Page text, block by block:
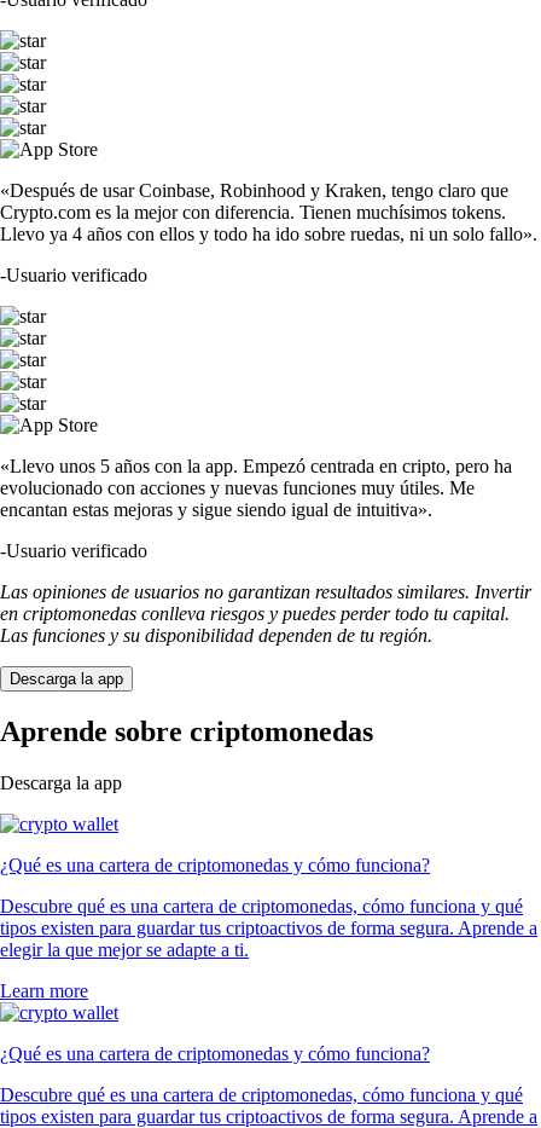
«Después de usar Coinbase, Robinhood y Kraken, tengo claro que
Crypto.com es la mejor con diferencia. Tienen muchísimos tokens.
Llevo ya 4 años con ellos y todo ha ido sobre ruedas, ni un solo fallo».
-Usuario verificado
«Llevo unos 5 años con la app. Empezó centrada en cripto, pero ha
evolucionado con acciones y nuevas funciones muy útiles. Me
encantan estas mejoras y sigue siendo igual de intuitiva».
-Usuario verificado
Las opiniones de usuarios no garantizan resultados similares. Invertir
en criptomonedas conlleva riesgos y puedes perder todo tu capital.
Las funciones y su disponibilidad dependen de tu región.
Descarga la app
Aprende sobre criptomonedas
Descarga la app
¿Qué es una cartera de criptomonedas y cómo funciona?
Descubre qué es una cartera de criptomonedas, cómo funciona y qué
tipos existen para guardar tus criptoactivos de forma segura. Aprende a
elegir la que mejor se adapte a ti.
Learn more
¿Qué es una cartera de criptomonedas y cómo funciona?
Descubre qué es una cartera de criptomonedas, cómo funciona y qué
tipos existen para guardar tus criptoactivos de forma segura. Aprende a